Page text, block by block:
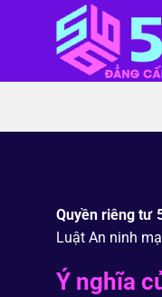
dung
Quyền riêng tư
Luật An ninh
Ý nghĩa